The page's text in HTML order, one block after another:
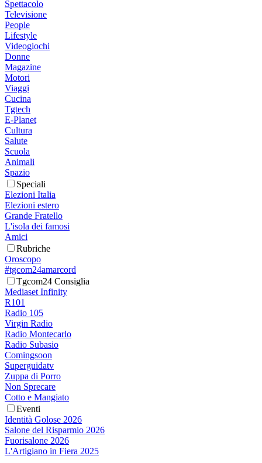
Spettacolo
Televisione
People
Lifestyle
Videogiochi
Donne
Magazine
Motori
Viaggi
Cucina
Tgtech
E-Planet
Cultura
Salute
Scuola
Animali
Spazio
Speciali
Elezioni Italia
Elezioni estero
Grande Fratello
L'isola dei famosi
Amici
Rubriche
Oroscopo
#tgcom24amarcord
Tgcom24 Consiglia
Mediaset Infinity
R101
Radio 105
Virgin Radio
Radio Montecarlo
Radio Subasio
Comingsoon
Superguidatv
Zuppa di Porro
Non Sprecare
Cotto e Mangiato
Eventi
Identità Golose 2026
Salone del Risparmio 2026
Fuorisalone 2026
L'Artigiano in Fiera 2025